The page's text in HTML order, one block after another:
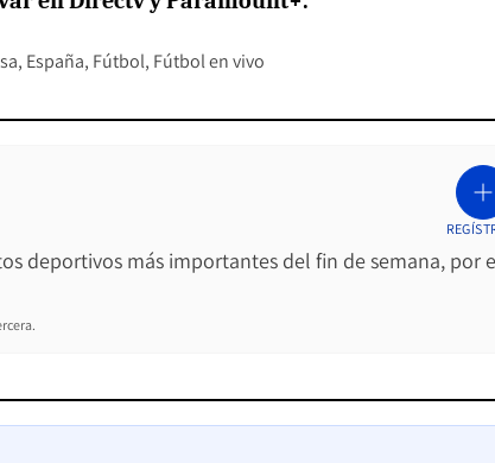
España Fútbol Fútbol en vivo
deportivos más importantes del fin de semana, por